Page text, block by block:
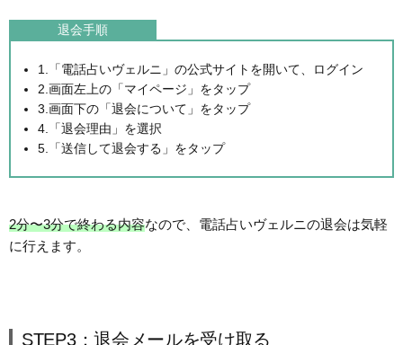
退会手順
1.「電話占いヴェルニ」の公式サイトを開いて、ログイン
2.画面左上の「マイページ」をタップ
3.画面下の「退会について」をタップ
4.「退会理由」を選択
5.「送信して退会する」をタップ
2分〜3分で終わる内容なので、電話占いヴェルニの退会は気軽
に行えます。
STEP3：退会メールを受け取る